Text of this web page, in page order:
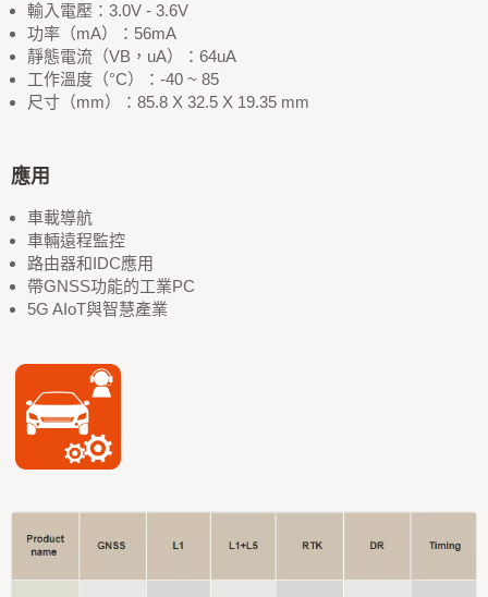
輸入電壓：3.0V - 3.6V
功率（mA）：56mA
靜態電流（VB，uA）：64uA
工作溫度（°C）：-40 ~ 85
尺寸（mm）：85.8 X 32.5 X 19.35 mm
應用
車載導航
車輛遠程監控
路由器和IDC應用
帶GNSS功能的工業PC
5G AIoT與智慧產業